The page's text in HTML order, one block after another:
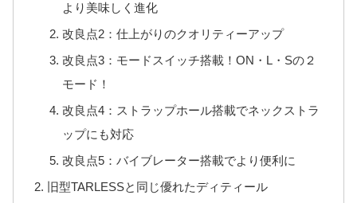
より美味しく進化
改良点2：仕上がりのクオリティーアップ
改良点3：モードスイッチ搭載！ON・L・Sの２
モード！
改良点4：ストラップホール搭載でネックストラ
ップにも対応
改良点5：バイブレーター搭載でより便利に
旧型TARLESSと同じ優れたディティール